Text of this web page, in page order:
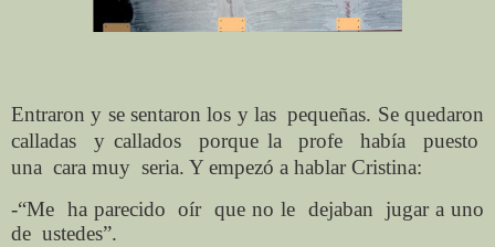
Entraron y se sentaron los y las pequeñas. Se quedaron
calladas y callados porque la profe había puesto
una cara muy seria. Y empezó a hablar Cristina:
-“Me ha parecido oír que no le dejaban jugar a uno
de ustedes”.